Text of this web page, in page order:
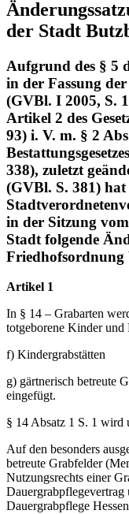
der Stadt
Aufgrund des § 5
in der Fassung
(GVBl. I 2005, S.
Artikel 2 des
93) i. V. m. § 2
338), zuletzt
(GVBl. S. 381) hat
in der Sitzung
Stadt folgende
Friedhofsordnung
Artikel 1
In § 14 – Grabarten
totgeborene Kinder und
f) Kindergrabstätten
g) gärtnerisch betreute
eingefügt.
§ 14 Absatz 1 S. 1 wird
Auf den besonders
betreute Grabfelder
Nutzungsrechts einer
Dauergrabpflegevertrag
Dauergrabpflege